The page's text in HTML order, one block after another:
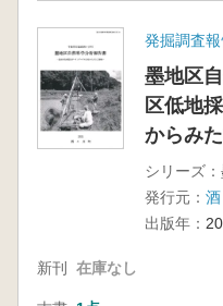
発掘調査
墨地区
区低地
からみ
シリーズ：
発行元：
出版年：
新刊 在庫なし